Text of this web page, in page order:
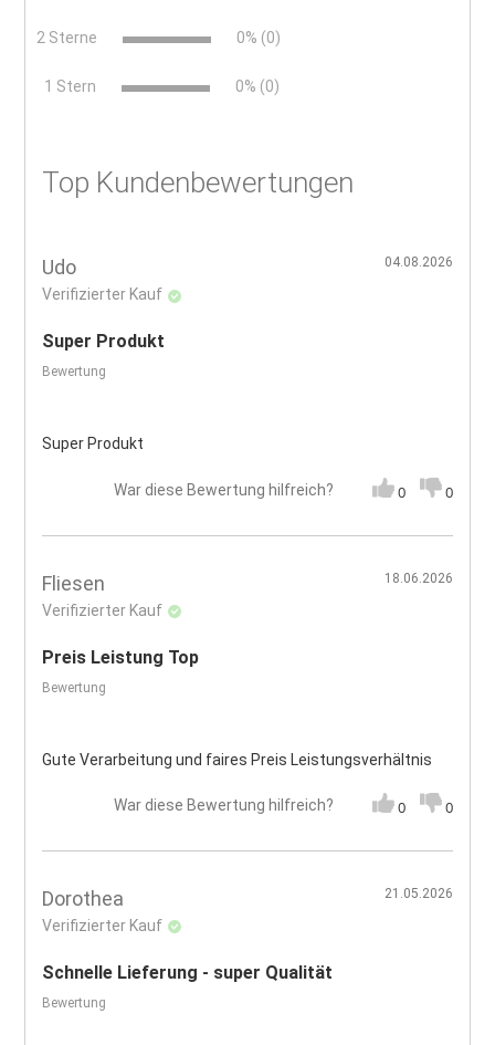
2 Sterne 0% (0)
1 Stern 0% (0)
Top Kundenbewertungen
Udo
Verifizierter Kauf
04.08.2026
Super Produkt
Bewertung
Super Produkt
War diese Bewertung hilfreich? 0 0
Fliesen
Verifizierter Kauf
18.06.2026
Preis Leistung Top
Bewertung
Gute Verarbeitung und faires Preis Leistungsverhältnis
War diese Bewertung hilfreich? 0 0
Dorothea
Verifizierter Kauf
21.05.2026
Schnelle Lieferung - super Qualität
Bewertung